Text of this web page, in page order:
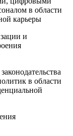
в области
карьеры
и
в области